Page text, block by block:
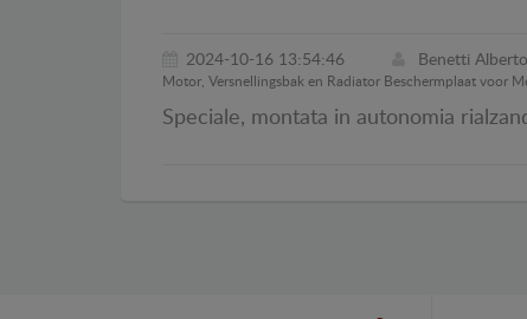
2024-10-16 13:54:46 Benetti Alberto
Motor, Versnellingsbak en Radiator Beschermplaat voor
Speciale, montata in autonomia